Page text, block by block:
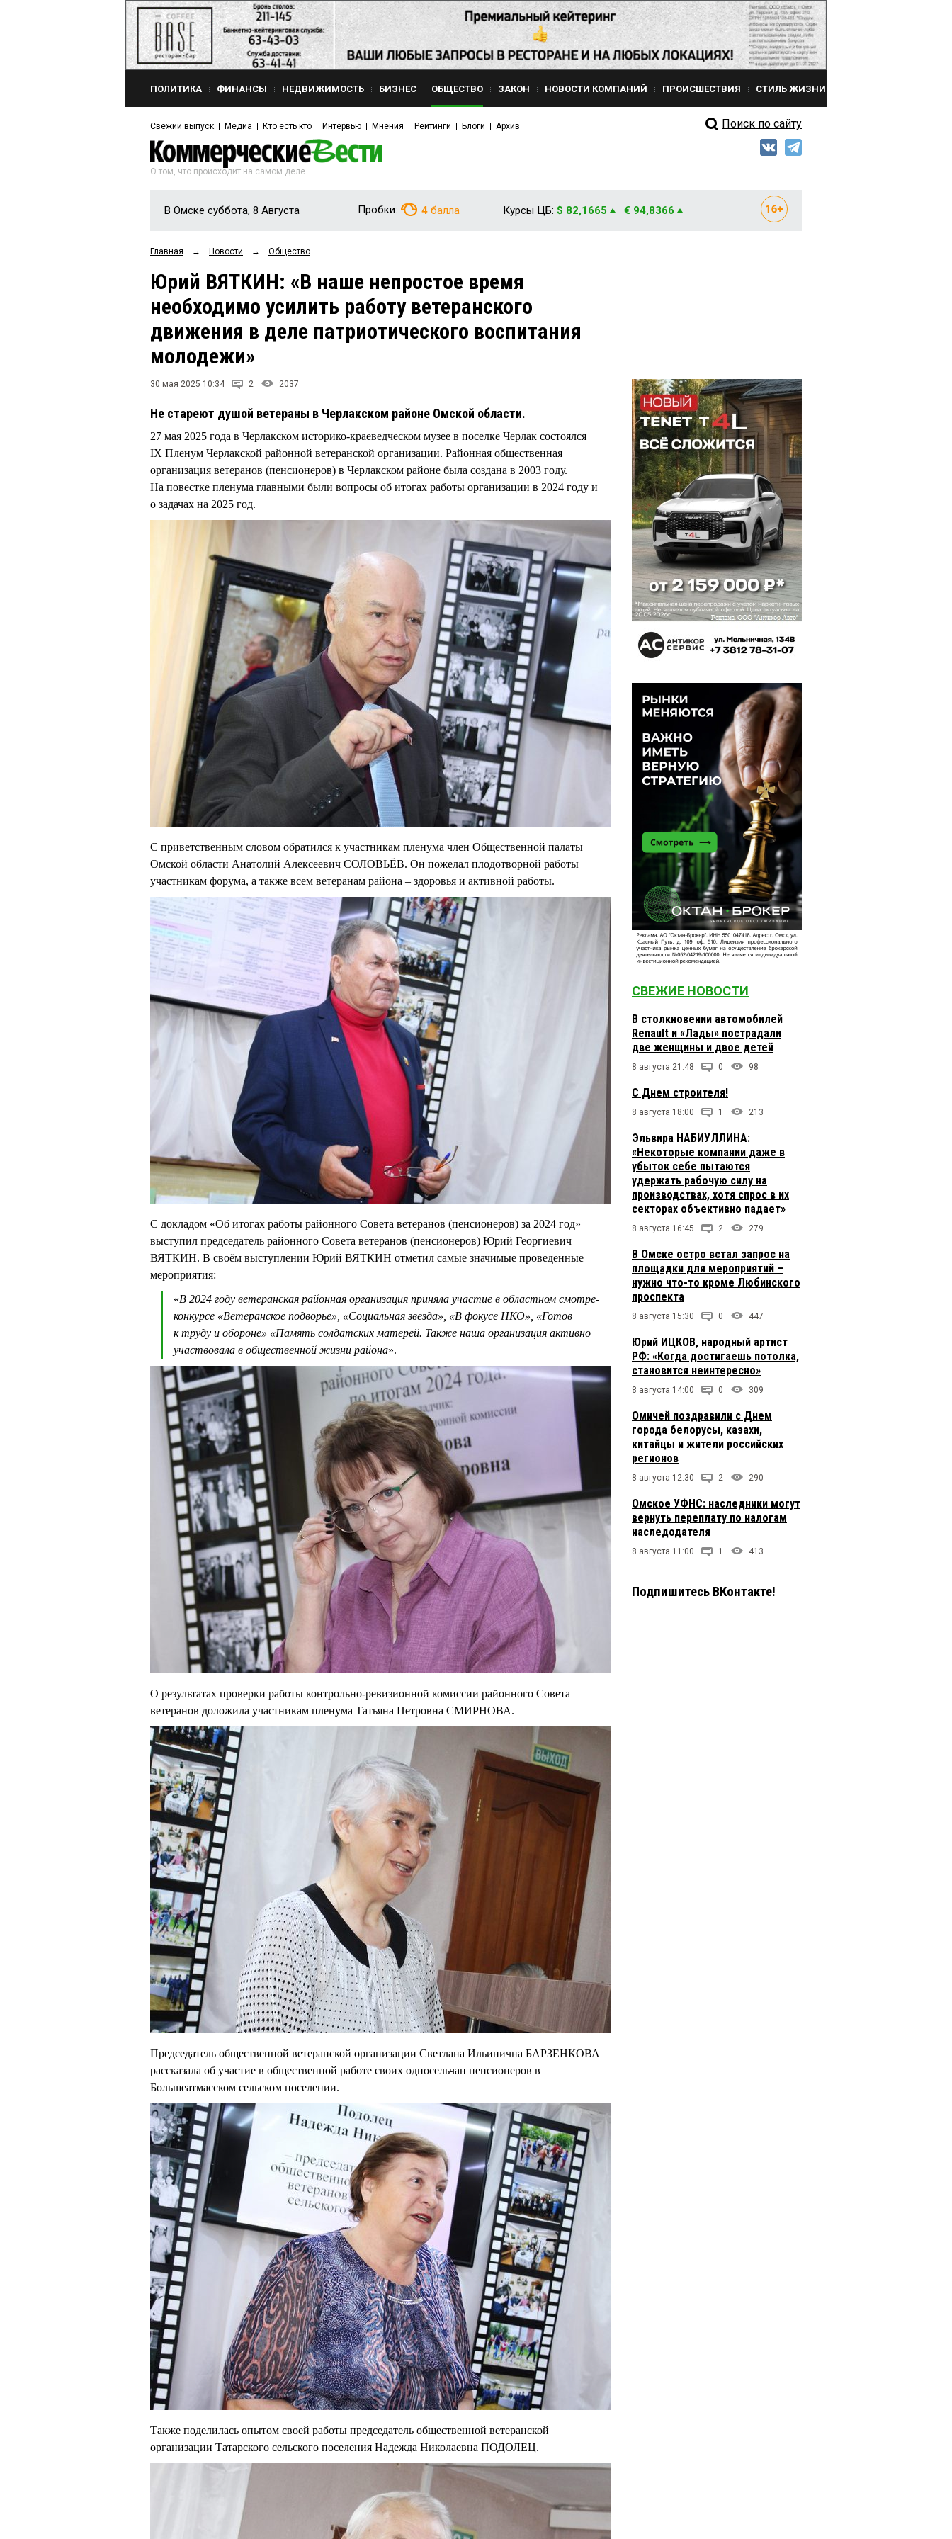
ПОЛИТИКА ФИНАНСЫ НЕДВИЖИМОСТЬ БИЗНЕС ОБЩЕСТВО ЗАКОН НОВОСТИ КОМПАНИЙ ПРОИСШЕСТВИЯ СТИЛЬ ЖИЗНИ
Свежий выпуск Медиа Кто есть кто Интервью Мнения Рейтинги Блоги Архив Поиск по сайту
О том, что происходит на самом деле
В Омске суббота, 8 Августа Пробки: 4 балла Курсы ЦБ: $ 82,1665 € 94,8366
Главная → Новости → Общество
Юрий ВЯТКИН: «В наше непростое время
необходимо усилить работу ветеранского
движения в деле патриотического воспитания
молодежи»
30 мая 2025 10:34 2 2037
Не стареют душой ветераны в Черлакском районе Омской области.
27 мая 2025 года в Черлакском историко-краеведческом музее в поселке Черлак состоялся
IX Пленум Черлакской районной ветеранской организации. Районная общественная
организация ветеранов (пенсионеров) в Черлакском районе была создана в 2003 году.
На повестке пленума главными были вопросы об итогах работы организации в 2024 году и
о задачах на 2025 год.
С приветственным словом обратился к участникам пленума член Общественной палаты
Омской области Анатолий Алексеевич СОЛОВЬЁВ. Он пожелал плодотворной работы
участникам форума, а также всем ветеранам района – здоровья и активной работы.
С докладом «Об итогах работы районного Совета ветеранов (пенсионеров) за 2024 год»
выступил председатель районного Совета ветеранов (пенсионеров) Юрий Георгиевич
ВЯТКИН. В своём выступлении Юрий ВЯТКИН отметил самые значимые проведенные
мероприятия:
«В 2024 году ветеранская районная организация приняла участие в областном смотре-
конкурсе «Ветеранское подворье», «Социальная звезда», «В фокусе НКО», «Готов
к труду и обороне» «Память солдатских матерей. Также наша организация активно
участвовала в общественной жизни района».
О результатах проверки работы контрольно-ревизионной комиссии районного Совета
ветеранов доложила участникам пленума Татьяна Петровна СМИРНОВА.
Председатель общественной ветеранской организации Светлана Ильинична БАРЗЕНКОВА
рассказала об участие в общественной работе своих односельчан пенсионеров в
Большеатмасском сельском поселении.
Также поделилась опытом своей работы председатель общественной ветеранской
организации Татарского сельского поселения Надежда Николаевна ПОДОЛЕЦ.
СВЕЖИЕ НОВОСТИ
В столкновении автомобилей
Renault и «Лады» пострадали
две женщины и двое детей
8 августа 21:48 0 98
С Днем строителя!
8 августа 18:00 1 213
Эльвира НАБИУЛЛИНА:
«Некоторые компании даже в
убыток себе пытаются
удержать рабочую силу на
производствах, хотя спрос в их
секторах объективно падает»
8 августа 16:45 2 279
В Омске остро встал запрос на
площадки для мероприятий –
нужно что-то кроме Любинского
проспекта
8 августа 15:30 0 447
Юрий ИЦКОВ, народный артист
РФ: «Когда достигаешь потолка,
становится неинтересно»
8 августа 14:00 0 309
Омичей поздравили с Днем
города белорусы, казахи,
китайцы и жители российских
регионов
8 августа 12:30 2 290
Омское УФНС: наследники могут
вернуть переплату по налогам
наследодателя
8 августа 11:00 1 413
Подпишитесь ВКонтакте!